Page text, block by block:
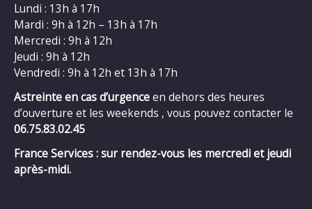
Lundi : 13h à 17h
Mardi : 9h à 12h – 13h à 17h
Mercredi : 9h à 12h
Jeudi : 9h à 12h
Vendredi : 9h à 12h et 13h à 17h
Astreinte en cas d’urgenceen dehors des heures
d’ouverture et les weekends , vous pouvez contacter le
06.75.83.02.45
France Services : sur rendez-vous les mercredi et jeudi
après-midi.